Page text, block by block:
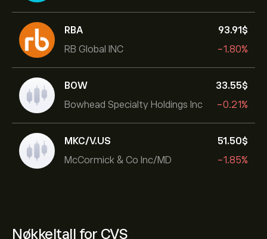
RBA
RB Global INC
93.91‎$‎
-1.80%
BOW
Bowhead Specialty Holdings Inc
33.55‎$‎
-0.21%
MKC/V.US
McCormick & Co Inc/MD
51.50‎$‎
-1.85%
Nøkkeltall for CVS